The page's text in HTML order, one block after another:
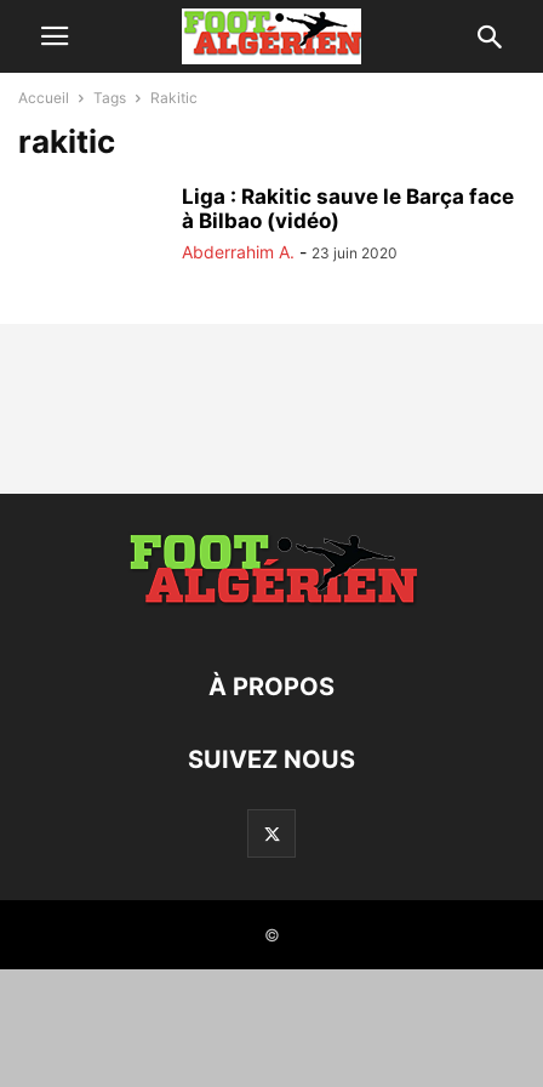
Accueil Tags Rakitic
rakitic
Liga : Rakitic sauve le Barça face
à Bilbao (vidéo)
Abderrahim A. - 23 juin 2020
À PROPOS
SUIVEZ NOUS
©